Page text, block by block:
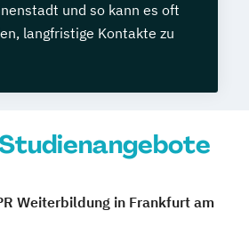
und so kann es oft
langfristige Kontakte zu
Weiterbildung in Frankfurt am